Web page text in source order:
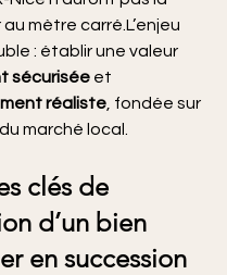
mètre carré.L’enjeu
: établir une valeur
sécurisée et
réaliste , fondée sur
marché local.
clés de
d’un bien
en succession